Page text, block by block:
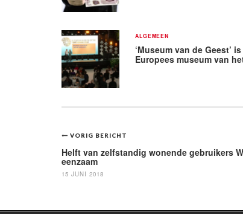
ALGEMEEN
‘Museum van de Geest’ is
Europees museum van
Bericht
navigatie
VORIG BERICHT
Helft van zelfstandig wonende gebruikers
eenzaam
15 JUNI 2018